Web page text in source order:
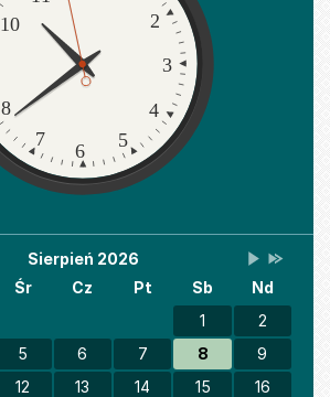
2
3
4
5
6
7
8
10
Lista
wydarzeń
w
Sierpień 2026Brak
w
miesiącu.
Przestaw
na
Wrzesień
2026
na
Sierpień
2027
Śr Cz Pt Sb
Nd
1
2
5 6 7 8
9
12 13 14 15
16